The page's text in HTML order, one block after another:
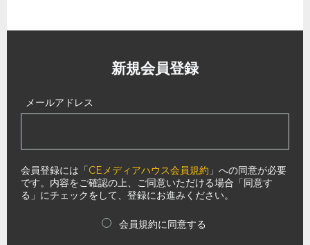
新規会員登録
メールアドレス
会員登録には「CEメディアハウス会員規約 」への同意が必要
です。内容をご確認の上、ご同意いただける場合「同意す
る」にチェックをして、登録にお進みください。
会員規約に同意する